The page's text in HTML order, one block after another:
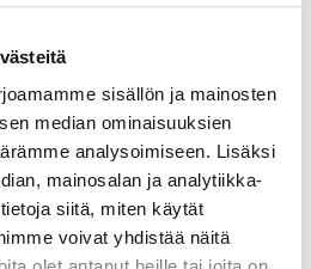
sisällön ja mainosten
median ominaisuuksien
analysoimiseen. Lisäksi
mainosalan ja analytiikka-
siitä, miten käytät
voivat yhdistää näitä
4–60 mm
6 tpi
75 mm